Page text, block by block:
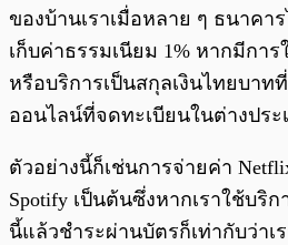
ของบ้านเราเมื่อหลาย ๆ ธนาคา
เก็บค่าธรรมเนียม 1% หากมีกา
หรือบริการเป็นสกุลเงินไทยบาท
ออนไลน์ที่จดทะเบียนในต่างประ
ตัวอย่างนี้ก็เช่นการจ่ายค่า
Spotify เป็นต้นซึ่งหากเราใช้บริ
นี้แล้วชำระผ่านบัตรก็เท่ากับว่าเ